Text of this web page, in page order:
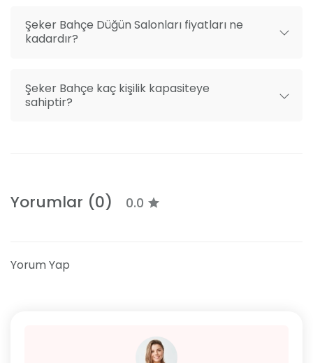
Şeker Bahçe Düğün Salonları fiyatları ne
kadardır?
Şeker Bahçe kaç kişilik kapasiteye
sahiptir?
Yorumlar (0) 0.0
Yorum Yap